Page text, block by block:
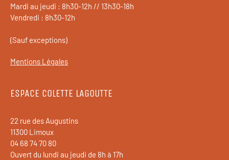
Mardi au jeudi : 8h30-12h // 13h30-18h
Vendredi : 8h30-12h
(Sauf exceptions)
Mentions Légales
ESPACE COLETTE LAGOUTTE
22 rue des Augustins
11300 Limoux
04 68 74 70 80
Ouvert du lundi au jeudi de 8h à 17h